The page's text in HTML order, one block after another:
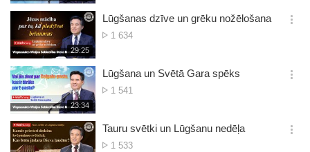
생
시
간
기
재
생
시
간
29:25
Lūgšanas dzīve un grēku nožēlošana
No.
1 634
옵
기
재
생
시
간
23:34
Lūgšana un Svētā Gara spēks
No.
1 541
옵
기
Tauru svētki un Lūgšanu nedēļa
No.
1 533
옵